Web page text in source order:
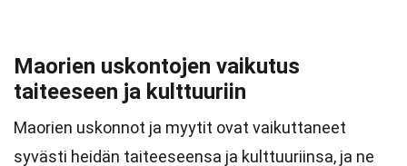
Maorien uskontojen vaikutus
taiteeseen ja kulttuuriin
Maorien uskonnot ja myytit ovat vaikuttaneet
syvästi heidän taiteeseensa ja kulttuuriinsa, ja ne